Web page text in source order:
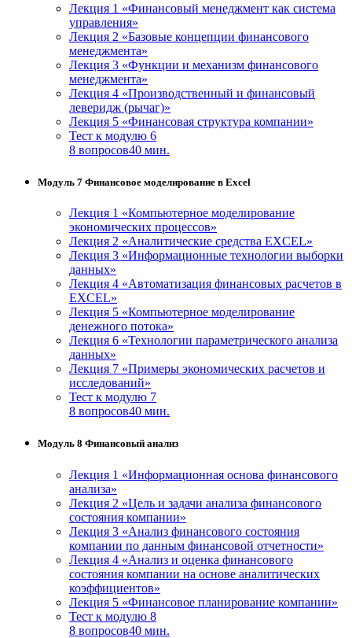
Лекция 1 «Финансовый менеджмент как система
управления»
Лекция 2 «Базовые концепции финансового
менеджмента»
Лекция 3 «Функции и механизм финансового
менеджмента»
Лекция 4 «Производственный и финансовый
леверидж (рычаг)»
Лекция 5 «Финансовая структура компании»
Тест к модулю 6
8 вопросов40 мин.
Модуль 7 Финансовое моделирование в Excel
Лекция 1 «Компьютерное моделирование
экономических процессов»
Лекция 2 «Аналитические средства EXCEL»
Лекция 3 «Информационные технологии выборки
данных»
Лекция 4 «Автоматизация финансовых расчетов в
EXCEL»
Лекция 5 «Компьютерное моделирование
денежного потока»
Лекция 6 «Технологии параметрического анализа
данных»
Лекция 7 «Примеры экономических расчетов и
исследований»
Тест к модулю 7
8 вопросов40 мин.
Модуль 8 Финансовый анализ
Лекция 1 «Информационная основа финансового
анализа»
Лекция 2 «Цель и задачи анализа финансового
состояния компании»
Лекция 3 «Анализ финансового состояния
компании по данным финансовой отчетности»
Лекция 4 «Анализ и оценка финансового
состояния компании на основе аналитических
коэффициентов»
Лекция 5 «Финансовое планирование компании»
Тест к модулю 8
8 вопросов40 мин.